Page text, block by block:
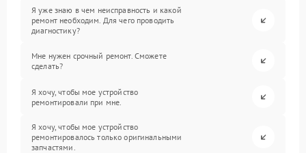
Я уже знаю в чем неисправность и какой
ремонт необходим. Для чего проводить
диагностику?
Мне нужен срочный ремонт. Сможете
сделать?
Я хочу, чтобы мое устройство
ремонтировали при мне.
Я хочу, чтобы мое устройство
ремонтировалось только оригинальными
запчастями.